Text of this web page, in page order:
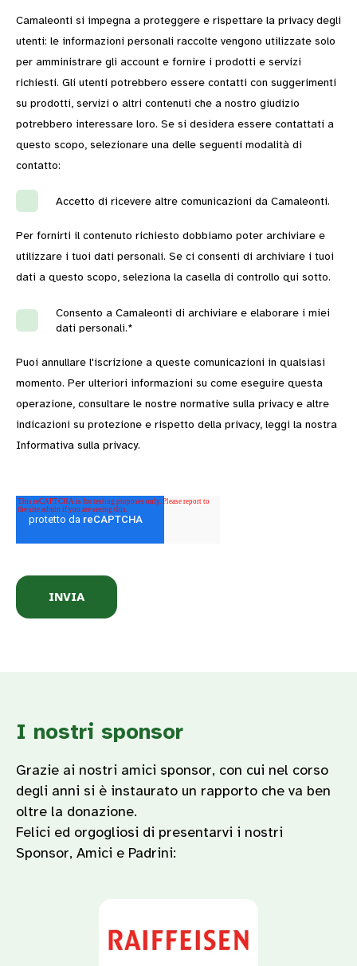
Camaleonti si impegna a proteggere e rispettare la privacy degli
utenti: le informazioni personali raccolte vengono utilizzate solo
per amministrare gli account e fornire i prodotti e servizi
richiesti. Gli utenti potrebbero essere contatti con suggerimenti
su prodotti, servizi o altri contenuti che a nostro giudizio
potrebbero interessare loro. Se si desidera essere contattati a
questo scopo, selezionare una delle seguenti modalità di
contatto:
Accetto di ricevere altre comunicazioni da Camaleonti.
Per fornirti il contenuto richiesto dobbiamo poter archiviare e
utilizzare i tuoi dati personali. Se ci consenti di archiviare i tuoi
dati a questo scopo, seleziona la casella di controllo qui sotto.
Consento a Camaleonti di archiviare e elaborare i miei
dati personali.*
Puoi annullare l'iscrizione a queste comunicazioni in qualsiasi
momento. Per ulteriori informazioni su come eseguire questa
operazione, consultare le nostre normative sulla privacy e altre
indicazioni su protezione e rispetto della privacy, leggi la nostra
Informativa sulla privacy.
I nostri sponsor
Grazie ai nostri amici sponsor, con cui nel corso
degli anni si è instaurato un rapporto che va ben
oltre la donazione.
Felici ed orgogliosi di presentarvi i nostri
Sponsor, Amici e Padrini: